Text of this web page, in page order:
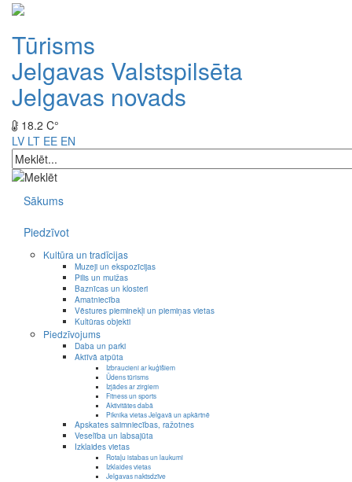
Tūrisms
Jelgavas Valstspilsēta
Jelgavas novads
18.2 C°
LV LT EE EN
Sākums
Piedzīvot
Kultūra un tradīcijas
Muzeji un ekspozīcijas
Pilis un muižas
Baznīcas un klosteri
Amatniecība
Vēstures pieminekļi un piemiņas vietas
Kultūras objekti
Piedzīvojums
Daba un parki
Aktīvā atpūta
Izbraucieni ar kuģīšiem
Ūdens tūrisms
Izjādes ar zirgiem
Fitness un sports
Aktivitātes dabā
Piknika vietas Jelgavā un apkārtnē
Apskates saimniecības, ražotnes
Veselība un labsajūta
Izklaides vietas
Rotaļu istabas un laukumi
Izklaides vietas
Jelgavas naktsdzīve